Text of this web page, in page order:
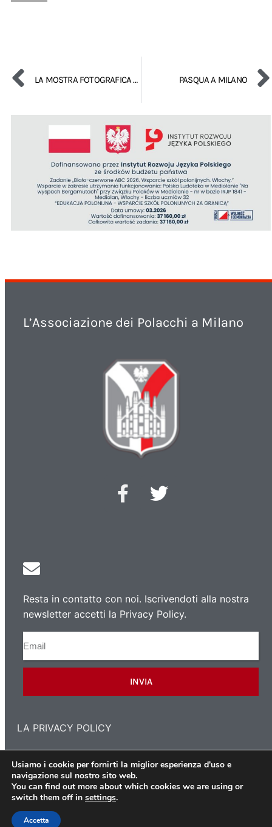
LA MOSTRA FOTOGRAFICA PER IL 150° ANNIVERSARIO DELLA NASCITA DI J.CONRAD PASQUA A MILANO
L’Associazione dei Polacchi a Milano
Resta in contatto con noi. Iscrivendoti alla nostra
newsletter accetti la Privacy Policy.
INVIA
LA PRIVACY POLICY
Copyright 2021 © L'Associazione dei Polacchi a Milano
Usiamo i cookie per fornirti la miglior esperienza d'uso e
navigazione sul nostro sito web.
You can find out more about which cookies we are using or
switch them off in settings.
Accetta